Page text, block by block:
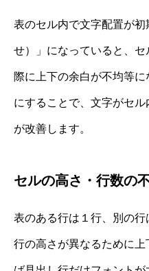
表のセル内で文字配置が
せ）」になっていると、
際に上下の余白が不均等
にすることで、文字がセ
が改善します。
セルの高さ・行数の
表のある行は１行、別の行
行の高さが異なるために上